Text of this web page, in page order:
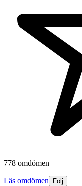
778 omdömen
Läs omdömen Följ